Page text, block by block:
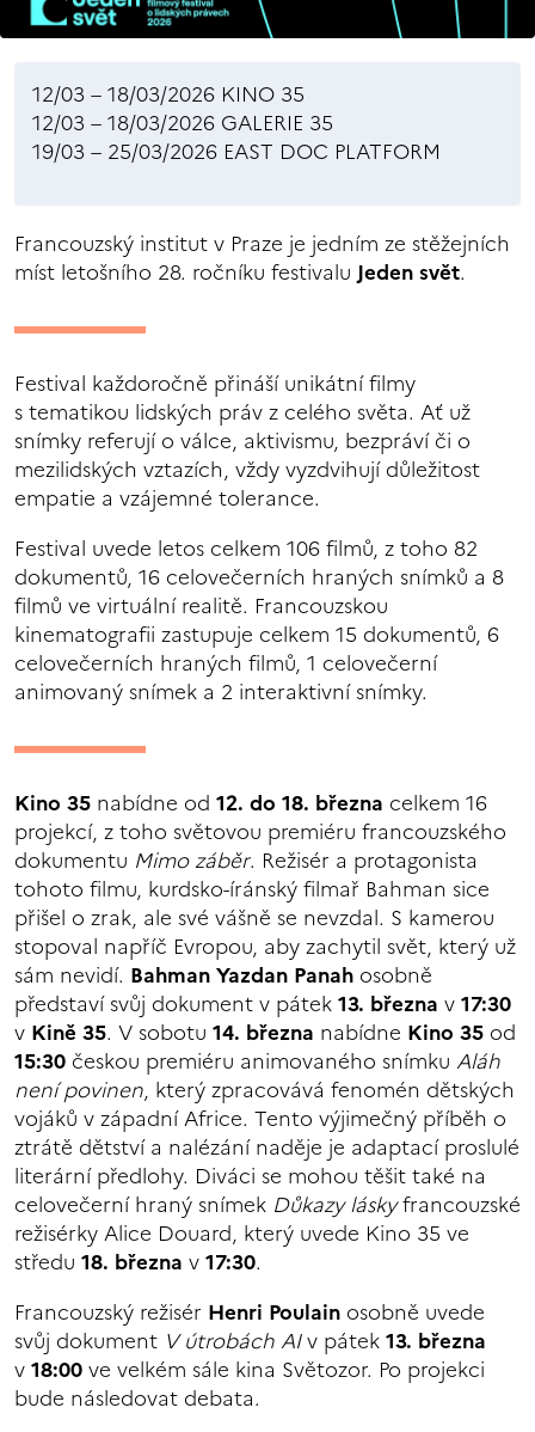
12/03 – 18/03/2026 KINO 35
12/03 – 18/03/2026 GALERIE 35
19/03 – 25/03/2026 EAST DOC PLATFORM
Francouzský institut v Praze je jedním ze stěžejních
míst letošního 28. ročníku festivaluJeden svět.
Festival každoročně přináší unikátní filmy
s tematikou lidských práv z celého světa. Ať už
snímky referují o válce, aktivismu, bezpráví či o
mezilidských vztazích, vždy vyzdvihují důležitost
empatie a vzájemné tolerance.
Festival uvede letos celkem 106 filmů, z toho 82
dokumentů, 16 celovečerních hraných snímků a 8
filmů ve virtuální realitě. Francouzskou
kinematografii zastupuje celkem 15 dokumentů, 6
celovečerních hraných filmů, 1 celovečerní
animovaný snímek a 2 interaktivní snímky.
Kino 35 nabídne od 12. do 18. března celkem 16
projekcí, z toho světovou premiéru francouzského
dokumentu Mimo záběr. Režisér a protagonista
tohoto filmu, kurdsko-íránský filmař Bahman sice
přišel o zrak, ale své vášně se nevzdal. S kamerou
stopoval napříč Evropou, aby zachytil svět, který už
sám nevidí. Bahman Yazdan Panah osobně
představí svůj dokument v pátek13. března v17:30
v Kině 35. V sobotu 14. března nabídne Kino 35 od
15:30 českou premiéru animovaného snímku Aláh
není povinen, který zpracovává fenomén dětských
vojáků v západní Africe. Tento výjimečný příběh o
ztrátě dětství a nalézání naděje je adaptací proslulé
literární předlohy. Diváci se mohou těšit také na
celovečerní hraný snímek Důkazy láskyfrancouzské
režisérky Alice Douard, který uvede Kino 35 ve
středu 18. března v17:30.
Francouzský režisér Henri Poulain osobně uvede
svůj dokument V útrobách AIv pátek13. března
v18:00ve velkém sále kina Světozor. Po projekci
bude následovat debata.